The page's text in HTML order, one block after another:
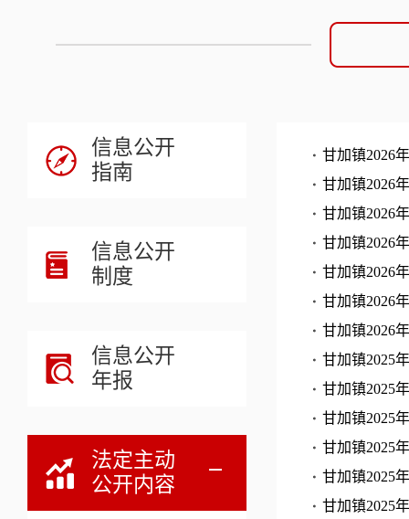
信息公开
指南
信息公开
制度
信息公开
年报
法定主动
公开内容
甘加镇2026
甘加镇2026
甘加镇2026
甘加镇2026
甘加镇2026
甘加镇2026
甘加镇2026
甘加镇2025
甘加镇2025
甘加镇2025
甘加镇2025
甘加镇2025
甘加镇2025